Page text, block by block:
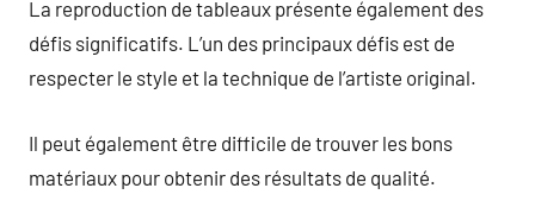
La reproduction de tableaux présente également des
défis significatifs. L’un des principaux défis est de
respecter le style et la technique de l’artiste original.
Il peut également être difficile de trouver les bons
matériaux pour obtenir des résultats de qualité.